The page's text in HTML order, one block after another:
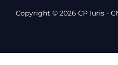
Copyright © 2026 CP Iuris -